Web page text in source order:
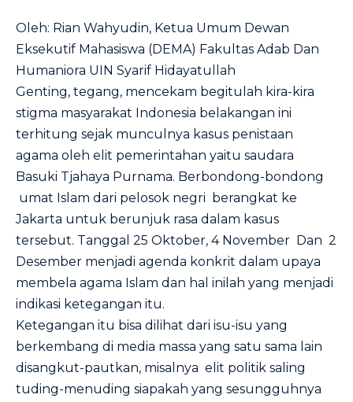
Oleh: Rian Wahyudin, Ketua Umum Dewan
Eksekutif Mahasiswa (DEMA) Fakultas Adab Dan
Humaniora UIN Syarif Hidayatullah
Genting, tegang, mencekam begitulah kira-kira
stigma masyarakat Indonesia belakangan ini
terhitung sejak munculnya kasus penistaan
agama oleh elit pemerintahan yaitu saudara
Basuki Tjahaya Purnama. Berbondong-bondong
umat Islam dari pelosok negri berangkat ke
Jakarta untuk berunjuk rasa dalam kasus
tersebut. Tanggal 25 Oktober, 4 November Dan 2
Desember menjadi agenda konkrit dalam upaya
membela agama Islam dan hal inilah yang menjadi
indikasi ketegangan itu.
Ketegangan itu bisa dilihat dari isu-isu yang
berkembang di media massa yang satu sama lain
disangkut-pautkan, misalnya elit politik saling
tuding-menuding siapakah yang sesungguhnya